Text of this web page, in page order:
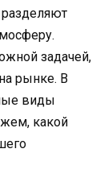
задачей,
рынке. В
виды
какой